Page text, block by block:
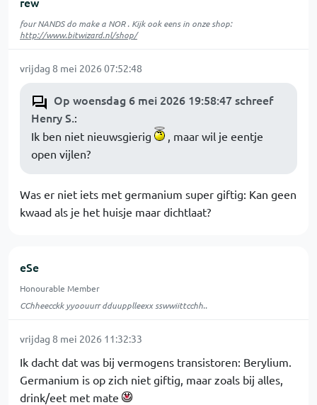
four NANDS do make a NOR . Kijk ook eens in onze shop:
http://www.bitwizard.nl/shop/
vrijdag 8 mei 2026 07:52:48
Op woensdag 6 mei 2026 19:58:47 schreef
Henry S.:
Ik ben niet nieuwsgierig
, maar wil je eentje
open vijlen?
Was er niet iets met germanium super giftig: Kan geen
kwaad als je het huisje maar dichtlaat?
eSe
Honourable Member
CChheecckk yyoouurr dduupplleexx sswwiittcchh..
vrijdag 8 mei 2026 11:32:33
Ik dacht dat was bij vermogens transistoren: Berylium.
Germanium is op zich niet giftig, maar zoals bij alles,
drink/eet met mate